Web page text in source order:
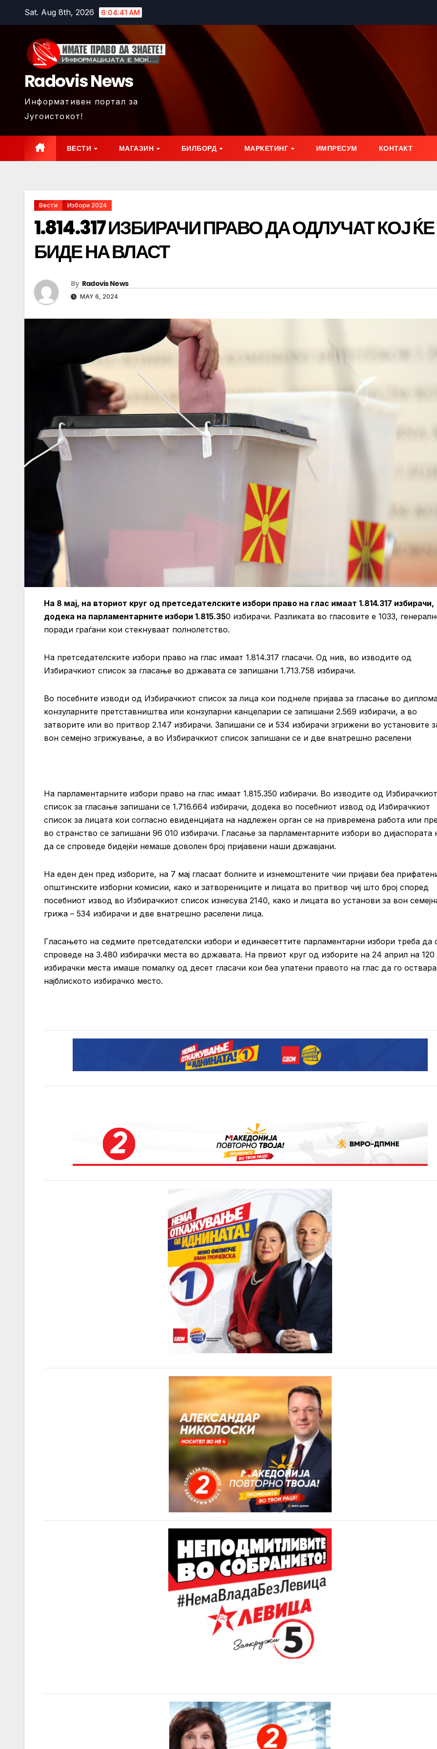
Sat. Aug 8th, 2026 6:04:43 AM
Radovis News
Информативен портал за
Југоистокот!
ВЕСТИ МАГАЗИН БИЛБОРД МАРКЕТИНГ ИМПРЕСУМ КОНТАКТ
Вести Избори 2024
1.814.317 ИЗБИРАЧИ ПРАВО ДА ОДЛУЧАТ КОЈ ЌЕ
БИДЕ НА ВЛАСТ
By Radovis News
MAY 6, 2024
На 8 мај, на вториот круг од претседателските избори право на глас имаат 1.814.317 избирачи,
додека на парламентарните избори 1.815.350 избирачи. Разликата во гласовите е 1033,
поради граѓани кои стекнуваат полнолетство.
На претседателските избори право на глас имаат 1.814.317 гласачи. Од нив, во изводите од
Избирачкиот список за гласање во државата се запишани 1.713.758 избирачи.
Во посебните изводи од Избирачкиот список за лица кои поднеле пријава за гласање во
конзуларните претставништва или конзуларни канцеларии се запишани 2.569 избирачи, а во
затворите или во притвор 2.147 избирачи. Запишани се и 534 избирачи згрижени во установите
вон семејно згрижување, а во Избирачкиот список запишани се и две внатрешно раселени
На парламентарните избори право на глас имаат 1.815.350 избирачи. Во изводите од Избирачкиот
список за гласање запишани се 1.716.664 избирачи, додека во посебниот извод од Избирачкиот
список за лицата кои согласно евиденцијата на надлежен орган се на привремена работа или
во странство се запишани 96 010 избирачи. Гласање за парламентарните избори во дијаспората
да се спроведе бидејќи немаше доволен број пријавени наши државјани.
На еден ден пред изборите, на 7 мај гласаат болните и изнемоштените чии пријави беа
општинските изборни комисии, како и затворениците и лицата во притвор чиј што број според
посебниот извод во Избирачкиот список изнесува 2140, како и лицата во установи за вон
грижа – 534 избирачи и две внатрешно раселени лица.
Гласањето на седмите претседателски избори и единаесеттите парламентарни избори треба да
спроведе на 3.480 избирачки места во државата. На првиот круг од изборите на 24 април на 120
избирачки места имаше помалку од десет гласачи кои беа упатени правото на глас да го
најблиското избирачко место.